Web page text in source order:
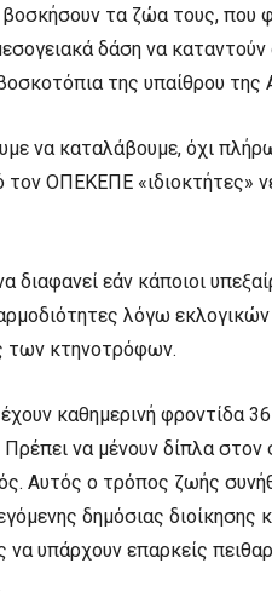
τα ζώα τους, που
δάση να
της υπαίθρου της
να καταλάβουμε, όχι
τον ΟΠΕΚΕΠΕ «ιδιοκτήτες»
διαφανεί εάν κάποιοι
λόγω
των κτηνοτρόφων.
καθημερινή φροντίδα
να μένουν δίπλα
Αυτός ο τρόπος ζωής
δημόσιας διοίκησης
υπάρχουν επαρκείς